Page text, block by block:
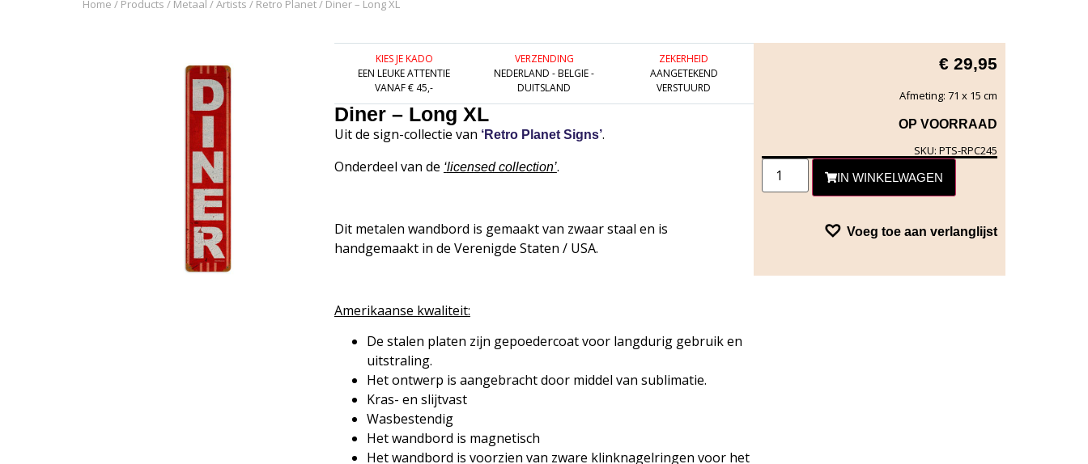
Home / Products / Metaal /Artists / Retro Planet/ Diner – Long XL
KIES JE KADO
EEN LEUKE ATTENTIE
VANAF € 45,-
VERZENDING
NEDERLAND - BELGIE -
DUITSLAND
ZEKERHEID
AANGETEKEND
VERSTUURD
Diner – Long XL
Uit de sign-collectie van ‘Retro Planet Signs’.
Onderdeel van de ‘licensed collection’.
Dit metalen wandbord is gemaakt van zwaar staal en is
handgemaakt in de Verenigde Staten / USA.
Amerikaanse kwaliteit:
De stalen platen zijn gepoedercoat voor langdurig gebruik en
uitstraling.
Het ontwerp is aangebracht door middel van sublimatie.
Kras- en slijtvast
Wasbestendig
Het wandbord is magnetisch
Het wandbord is voorzien van zware klinknagelringen voor het
€ 29,95
Afmeting: 71 x 15 cm
OP VOORRAAD
SKU: PTS-RPC245
IN WINKELWAGEN
Voeg toe aan verlanglijst